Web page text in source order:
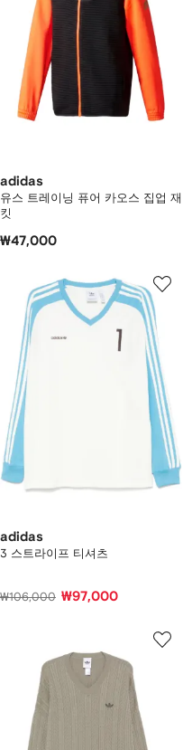
adidas
유스 트레이닝 퓨어 카오스 집업 재
킷
₩47,000
adidas
3 스트라이프 티셔츠
₩106,000 ₩97,000